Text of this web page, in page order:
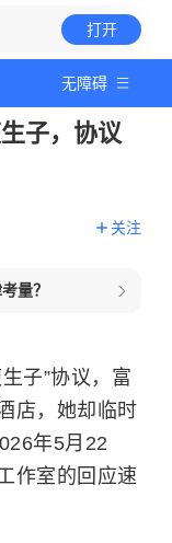
打开
无障碍
子，协议
关注
量？
子”协议，富
店，她却临时
年5月22
作室的回应速